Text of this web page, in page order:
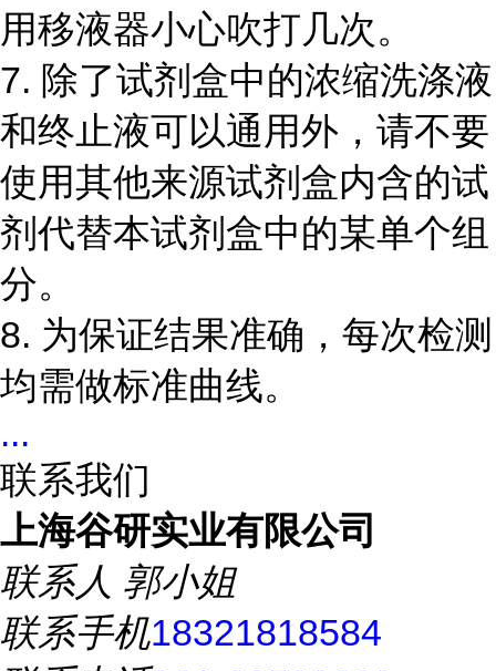
用移液器小心吹打几次。
7. 除了试剂盒中的浓缩洗涤液
和终止液可以通用外，请不要
使用其他来源试剂盒内含的试
剂代替本试剂盒中的某单个组
分。
8. 为保证结果准确，每次检测
均需做标准曲线。
...
联系我们
上海谷研实业有限公司
联系人 郭小姐
联系手机18321818584